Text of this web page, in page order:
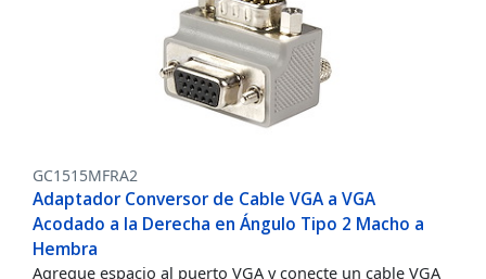
GC1515MFRA2
Adaptador Conversor de Cable VGA a VGA
Acodado a la Derecha en Ángulo Tipo 2 Macho a
Hembra
Agregue espacio al puerto VGA y conecte un cable VGA